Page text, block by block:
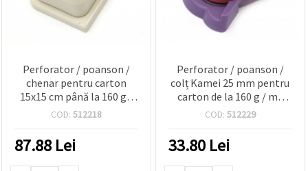
Perforator / poanson /
chenar pentru carton
15x15 cm până la 160 g /
m2 motiv inimă în cerc 2
COD: 512218
87.88 Lei
Perforator / poanson /
colț Kamei 25 mm pentru
carton de la 160 g / m2
până la 240 g / m2 și
COD: 512229
33.80 Lei